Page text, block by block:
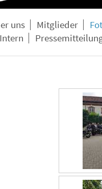
uns Mitglieder
Intern